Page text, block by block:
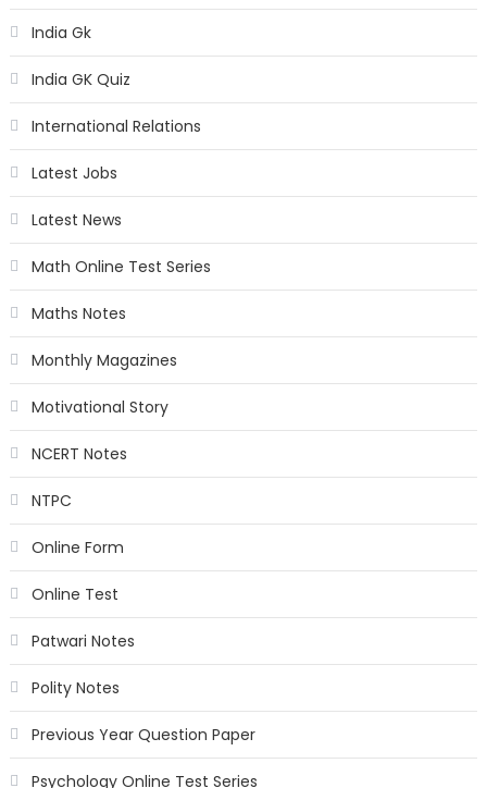
India Gk
India GK Quiz
International Relations
Latest Jobs
Latest News
Math Online Test Series
Maths Notes
Monthly Magazines
Motivational Story
NCERT Notes
NTPC
Online Form
Online Test
Patwari Notes
Polity Notes
Previous Year Question Paper
Psychology Online Test Series